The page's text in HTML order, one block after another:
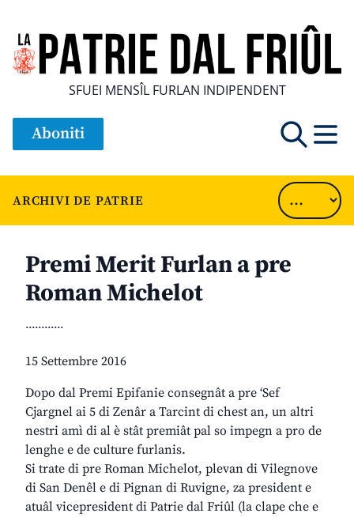
SFUEI MENSÎL FURLAN INDIPENDENT
Aboniti
ARCHIVI DE PATRIE
Premi Merit Furlan a pre
Roman Michelot
............
15 Settembre 2016
Dopo dal Premi Epifanie consegnât a pre ‘Sef
Cjargnel ai 5 di Zenâr a Tarcint di chest an, un altri
nestri amì di al è stât premiât pal so impegn a pro de
lenghe e de culture furlanis.
Si trate di pre Roman Michelot, plevan di Vilegnove
di San Denêl e di Pignan di Ruvigne, za president e
atuâl vicepresident di Patrie dal Friûl (la clape che e